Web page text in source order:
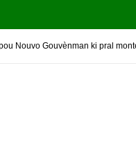
Nouvo Gouvènman ki pral